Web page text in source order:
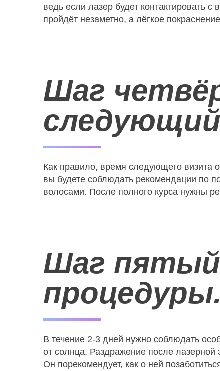
ведь если лазер будет контактировать
пройдёт незаметно, а лёгкое
Шаг
Как правило, время следующего визита
вы будете соблюдать рекомендации по
волосами. После полного курса нужны
Шаг
процедуры.
В течение 2-3 дней нужно соблюдать
от солнца. Раздражение после лазерной
Он порекомендует, как о ней